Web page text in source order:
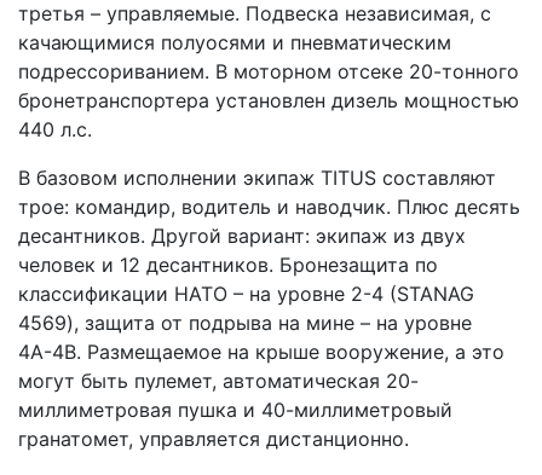
третья – управляемые. Подвеска независимая, с
качающимися полуосями и пневматическим
подрессориванием. В моторном отсеке 20-тонного
бронетранспортера установлен дизель мощностью
440 л.с.
В базовом исполнении экипаж TITUS составляют
трое: командир, водитель и наводчик. Плюс десять
десантников. Другой вариант: экипаж из двух
человек и 12 десантников. Бронезащита по
классификации НАТО – на уровне 2-4 (STANAG
4569), защита от подрыва на мине – на уровне
4А-4В. Размещаемое на крыше вооружение, а это
могут быть пулемет, автоматическая 20-
миллиметровая пушка и 40-миллиметровый
гранатомет, управляется дистанционно.